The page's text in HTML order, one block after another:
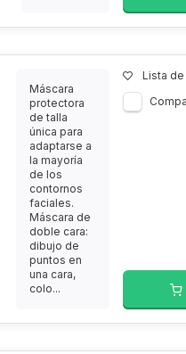
Máscara
protectora
de talla
única para
adaptarse a
la mayoría
de los
contornos
faciales.
Máscara de
doble cara:
dibujo de
puntos en
una cara,
colo...
Lista